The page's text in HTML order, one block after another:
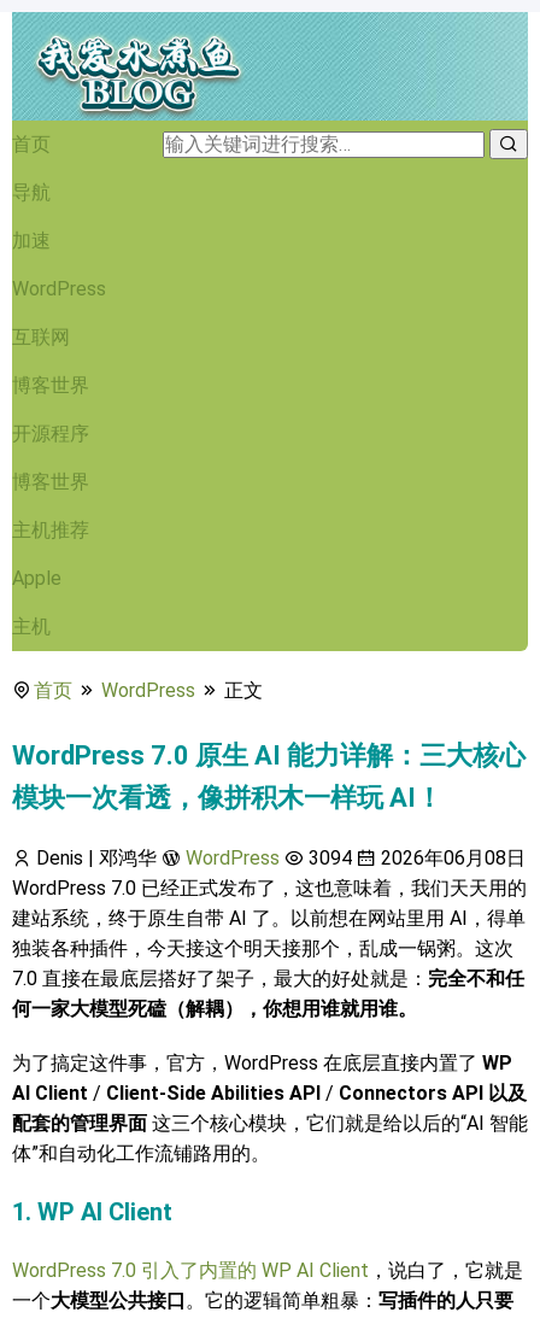
首页
导航
加速
WordPress
互联网
博客世界
开源程序
博客世界
主机推荐
Apple
主机
首页 WordPress 正文
WordPress 7.0 原生 AI 能力详解：三大核心
模块一次看透，像拼积木一样玩 AI！
Denis | 邓鸿华 WordPress 3094
2026年06月08日
WordPress 7.0 已经正式发布了，这也意味着，我们天天用的
建站系统，终于原生自带 AI 了。以前想在网站里用 AI，得单
独装各种插件，今天接这个明天接那个，乱成一锅粥。这次
7.0 直接在最底层搭好了架子，最大的好处就是： 完全不和任
何一家大模型死磕（解耦），你想用谁就用谁。
为了搞定这件事，官方，WordPress 在底层直接内置了 WP
AI Client / Client-Side Abilities API / Connectors API 以及
配套的管理界面 这三个核心模块，它们就是给以后的“AI 智能
体”和自动化工作流铺路用的。
1. WP AI Client
WordPress 7.0 引入了内置的 WP AI Client ，说白了，它就是
一个大模型公共接口。它的逻辑简单粗暴： 写插件的人只要